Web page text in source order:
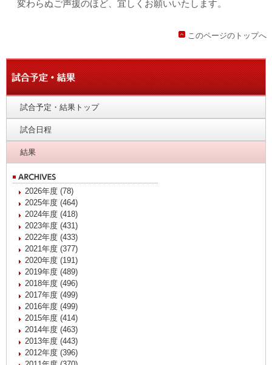
変わらぬご声援のほど、宜しくお願いいたします。
このページのトップへ
試合予定・結果トップ
試合日程
結果
2026年度 (78)
2025年度 (464)
2024年度 (418)
2023年度 (431)
2022年度 (433)
2021年度 (377)
2020年度 (191)
2019年度 (489)
2018年度 (496)
2017年度 (499)
2016年度 (499)
2015年度 (414)
2014年度 (463)
2013年度 (443)
2012年度 (396)